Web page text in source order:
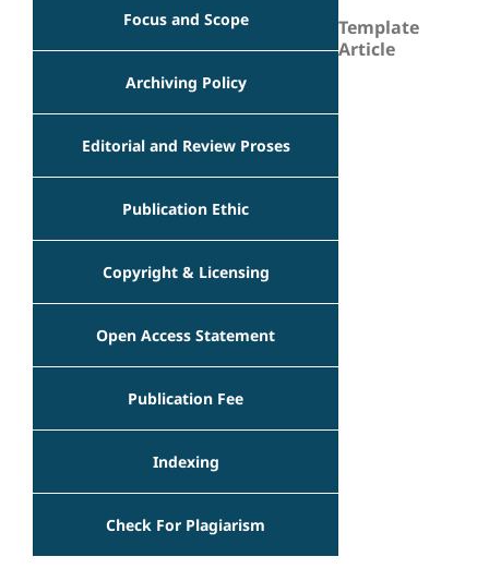
Focus and Scope
Archiving Policy
Editorial and Review Proses
Publication Ethic
Copyright & Licensing
Open Access Statement
Publication Fee
Indexing
Check For Plagiarism
Template
Article